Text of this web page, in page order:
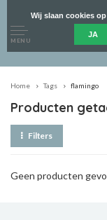
MENU
Home Tags flamingo
Producten
Filters
Geen producten
Wij slaan cookies
JA